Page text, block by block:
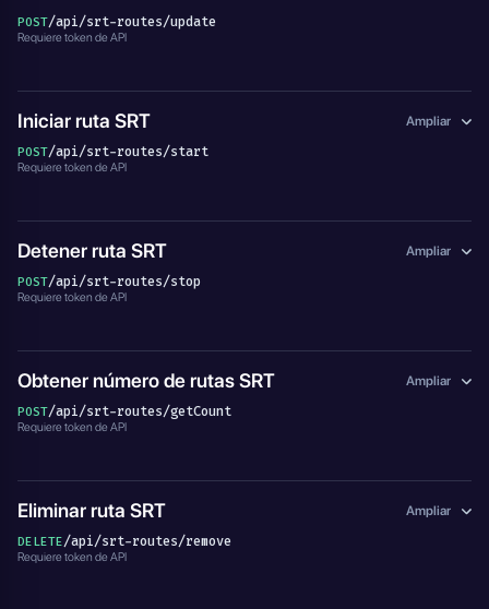
POST/api/srt-routes/update
Requiere token de API
Iniciar ruta SRT Ampliar
POST/api/srt-routes/start
Requiere token de API
Detener ruta SRT Ampliar
POST/api/srt-routes/stop
Requiere token de API
Obtener número de rutas SRT Ampliar
POST/api/srt-routes/getCount
Requiere token de API
Eliminar ruta SRT Ampliar
DELETE/api/srt-routes/remove
Requiere token de API